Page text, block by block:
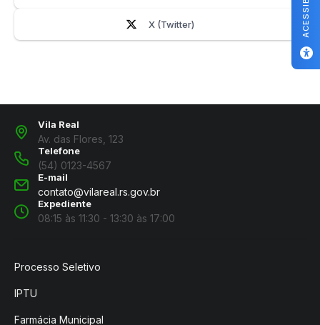
X (Twitter)
Vila Real
Av. das Flores, 123
Telefone
(54) 0123-4567
E-mail
contato@vilareal.rs.gov.br
Expediente
08:15 às 11:30 - 13:30 às 17:00
Processo Seletivo
IPTU
Farmácia Municipal